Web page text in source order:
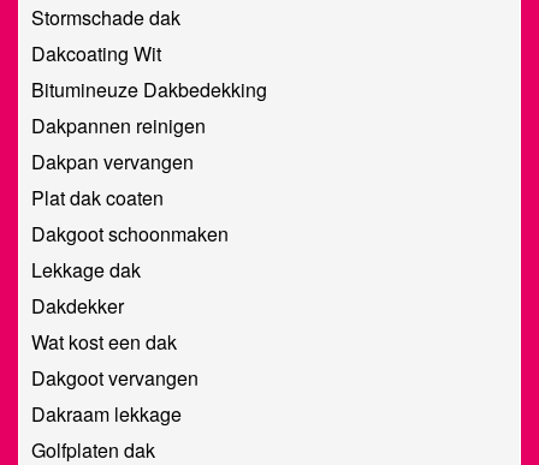
Stormschade dak
Dakcoating Wit
Bitumineuze Dakbedekking
Dakpannen reinigen
Dakpan vervangen
Plat dak coaten
Dakgoot schoonmaken
Lekkage dak
Dakdekker
Wat kost een dak
Dakgoot vervangen
Dakraam lekkage
Golfplaten dak